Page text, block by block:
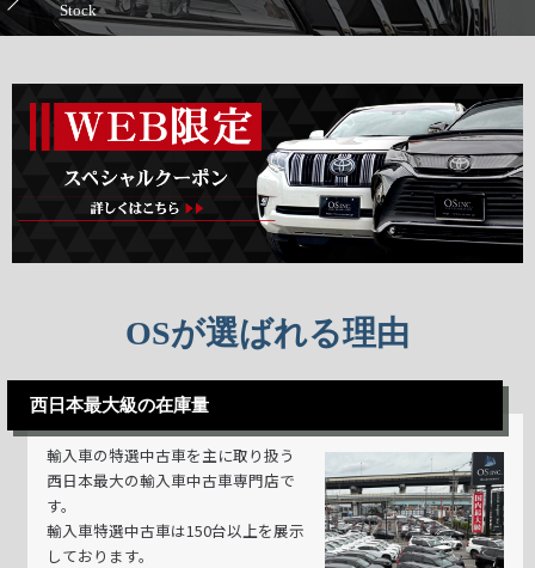
Stock
OSが選ばれる理由
西日本最大級の在庫量
輸入車の特選中古車を主に取り扱う
西日本最大の輸入車中古車専門店で
す。
輸入車特選中古車は150台以上を展示
しております。